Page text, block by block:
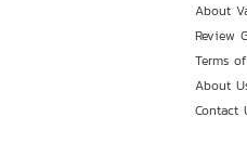
About
Review
Terms
About
Contact